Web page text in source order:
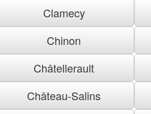
Clamecy
Chinon
Châtellerault
Château-Salins